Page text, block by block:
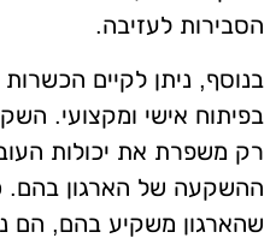
הסבירות לעזיבה.
בנוסף, ניתן לקיים
בפיתוח אישי ומקצועי.
רק משפרת את יכולות
ההשקעה של הארגון בהם.
שהארגון משקיע בהם, הם